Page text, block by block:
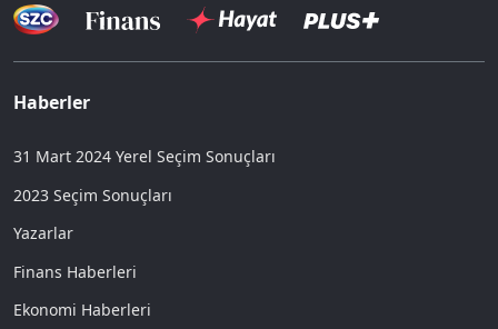
Haberler
31 Mart 2024 Yerel Seçim Sonuçları
2023 Seçim Sonuçları
Yazarlar
Finans Haberleri
Ekonomi Haberleri